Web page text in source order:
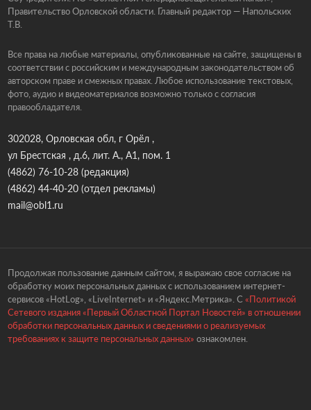
Правительство Орловской области. Главный редактор — Напольских
Т.В.
Все права на любые материалы, опубликованные на сайте, защищены в
соответствии с российским и международным законодательством об
авторском праве и смежных правах. Любое использование текстовых,
фото, аудио и видеоматериалов возможно только с согласия
правообладателя.
302028, Орловская обл, г Орёл ,
ул Брестская , д.6, лит. А., А1, пом. 1
(4862) 76-10-28(редакция)
(4862) 44-40-20(отдел рекламы)
mail@obl1.ru
Продолжая пользование данным сайтом, я выражаю свое согласие на
обработку моих персональных данных с использованием интернет-
сервисов «HotLog», «LiveInternet» и «Яндекс.Метрика». С «Политикой
Сетевого издания «Первый Областной Портал Новостей» в отношении
обработки персональных данных и сведениями о реализуемых
требованиях к защите персональных данных» ознакомлен.